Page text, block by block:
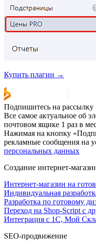
Купить плагин →
Подпишитесь на рассылку
Все самое актуальное об
почтовом ящике 1 раз в
Нажимая на кнопку
рекламные сообщения на
персональных данных
Создание интернет-
Интернет-магазин на
Индивидуальная
Разработка по готовому
Переход на Shop-Script с
Интеграция с 1С, Мой
SEO-продвижение